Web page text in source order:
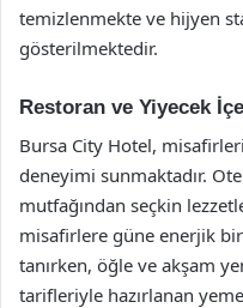
temizlenmekte ve hijyen
gösterilmektedir.
Restoran ve Yiyecek
Bursa City Hotel,
deneyimi sunmaktadır.
mutfağından seçkin
misafirlere güne enerjik
tanırken, öğle ve akşam
tarifleriyle hazırlanan